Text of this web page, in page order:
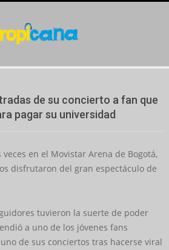
de su concierto a fan que
pagar su universidad
en el Movistar Arena de Bogotá,
disfrutaron del gran espectáculo de
tuvieron la suerte de poder
a uno de los jóvenes fans
de sus conciertos tras hacerse viral